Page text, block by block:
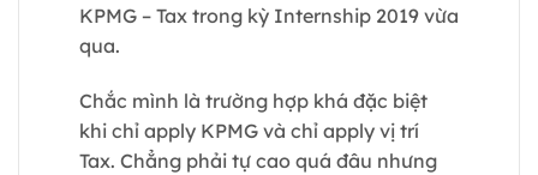
KPMG – Tax trong kỳ Internship 2019 vừa
qua.
Chắc mình là trường hợp khá đặc biệt
khi chỉ apply KPMG và chỉ apply vị trí
Tax. Chẳng phải tự cao quá đâu nhưng